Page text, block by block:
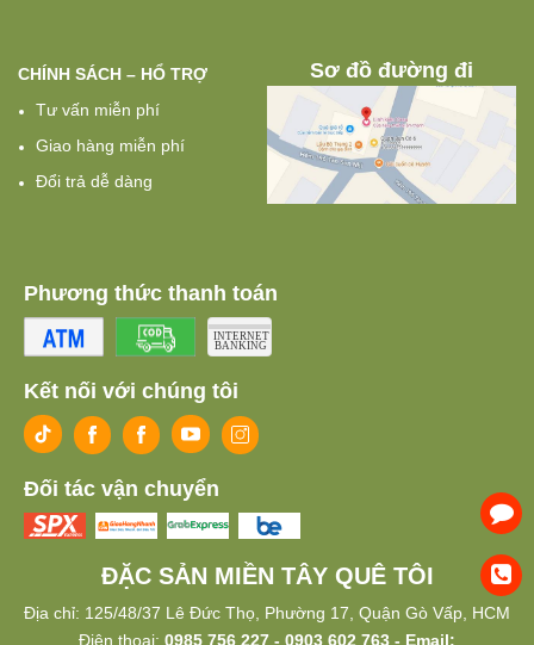
CHÍNH SÁCH – HỔ TRỢ
Tư vấn miễn phí
Giao hàng miễn phí
Đổi trả dễ dàng
Sơ đồ đường đi
Phương thức thanh toán
Kết nối với chúng tôi
Đối tác vận chuyển
ĐẶC SẢN MIỀN TÂY QUÊ TÔI
Địa chỉ: 125/48/37 Lê Đức Thọ, Phường 17, Quận Gò Vấp, HCM
Điện thoại: 0985 756 227 - 0903 602 763 - Email: